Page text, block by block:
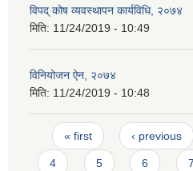
विपद् कोष व्यवस्थापन कार्यविधि, २०७४
मिति: 11/24/2019 - 10:49
विनियोजन ऐन, २०७४
मिति: 11/24/2019 - 10:48
Pages
« first ‹ previous
4 5 6 7